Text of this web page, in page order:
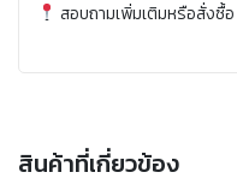
สอบถามเพิ่มเติมหรือสั่งซื้อ
สินค้าที่เกี่ยวข้อง